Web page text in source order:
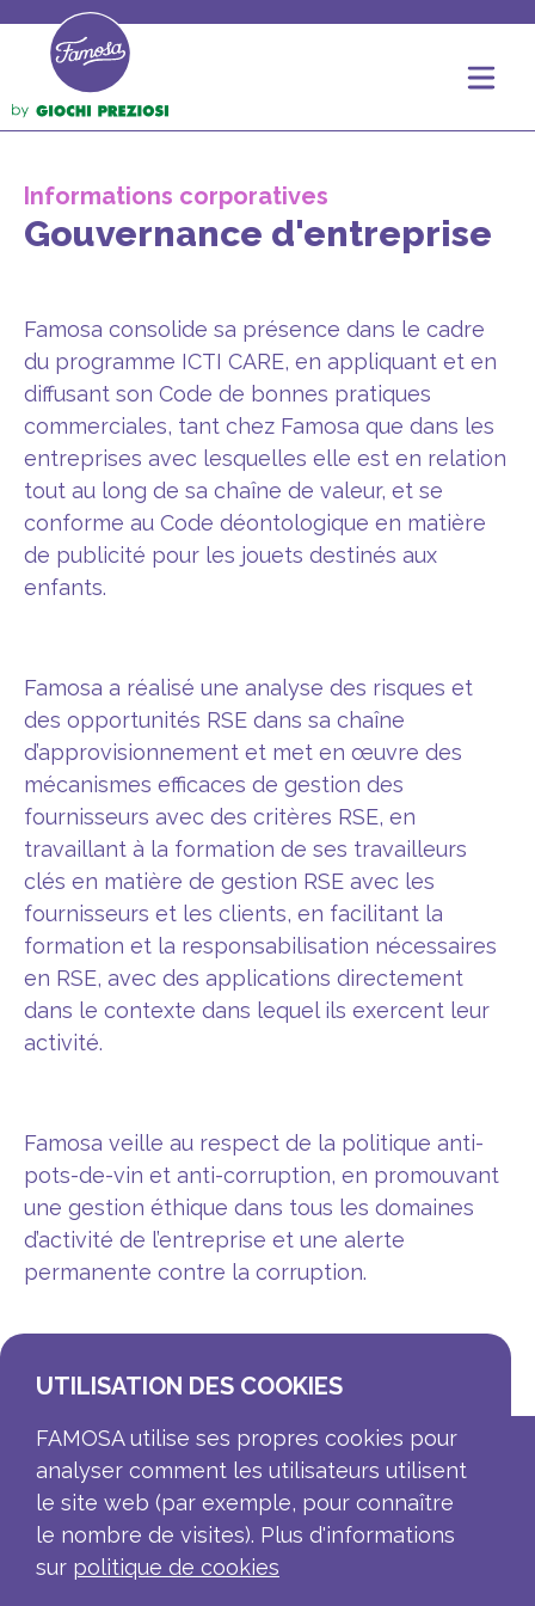
Informations corporatives
Gouvernance d'entreprise
Famosa consolide sa présence dans le cadre
du programme ICTI CARE, en appliquant et en
diffusant son Code de bonnes pratiques
commerciales, tant chez Famosa que dans les
entreprises avec lesquelles elle est en relation
tout au long de sa chaîne de valeur, et se
conforme au Code déontologique en matière
de publicité pour les jouets destinés aux
enfants.
Famosa a réalisé une analyse des risques et
des opportunités RSE dans sa chaîne
d’approvisionnement et met en œuvre des
mécanismes efficaces de gestion des
fournisseurs avec des critères RSE, en
travaillant à la formation de ses travailleurs
clés en matière de gestion RSE avec les
fournisseurs et les clients, en facilitant la
formation et la responsabilisation nécessaires
en RSE, avec des applications directement
dans le contexte dans lequel ils exercent leur
activité.
Famosa veille au respect de la politique anti-
pots-de-vin et anti-corruption, en promouvant
une gestion éthique dans tous les domaines
d’activité de l’entreprise et une alerte
permanente contre la corruption.
UTILISATION DES COOKIES
FAMOSA utilise ses propres cookies pour
analyser comment les utilisateurs utilisent
le site web (par exemple, pour connaître
le nombre de visites). Plus d'informations
sur politique de cookies